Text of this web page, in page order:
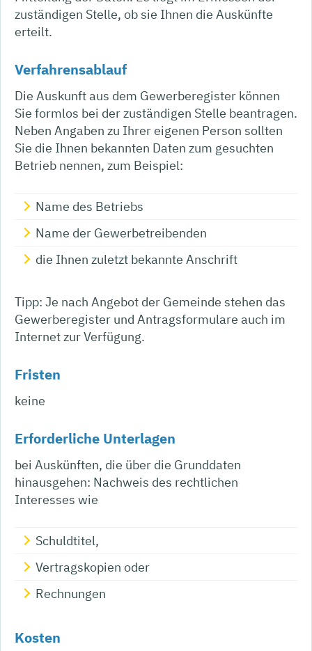
zuständigen Stelle, ob sie Ihnen die Auskünfte
erteilt.
Verfahrensablauf
Die Auskunft aus dem Gewerberegister können
Sie formlos bei der zuständigen Stelle beantragen.
Neben Angaben zu Ihrer eigenen Person sollten
Sie die Ihnen bekannten Daten zum gesuchten
Betrieb nennen, zum Beispiel:
Name des Betriebs
Name der Gewerbetreibenden
die Ihnen zuletzt bekannte Anschrift
Tipp: Je nach Angebot der Gemeinde stehen das
Gewerberegister und Antragsformulare auch im
Internet zur Verfügung.
Fristen
keine
Erforderliche Unterlagen
bei Auskünften, die über die Grunddaten
hinausgehen: Nachweis des rechtlichen
Interesses wie
Schuldtitel,
Vertragskopien oder
Rechnungen
Kosten